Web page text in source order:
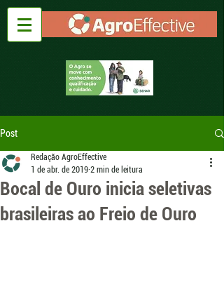
Post
Bocal de Ouro inicia seletivas
brasileiras ao Freio de Ouro
Redação AgroEffective
1 de abr. de 2019 2 min de leitura